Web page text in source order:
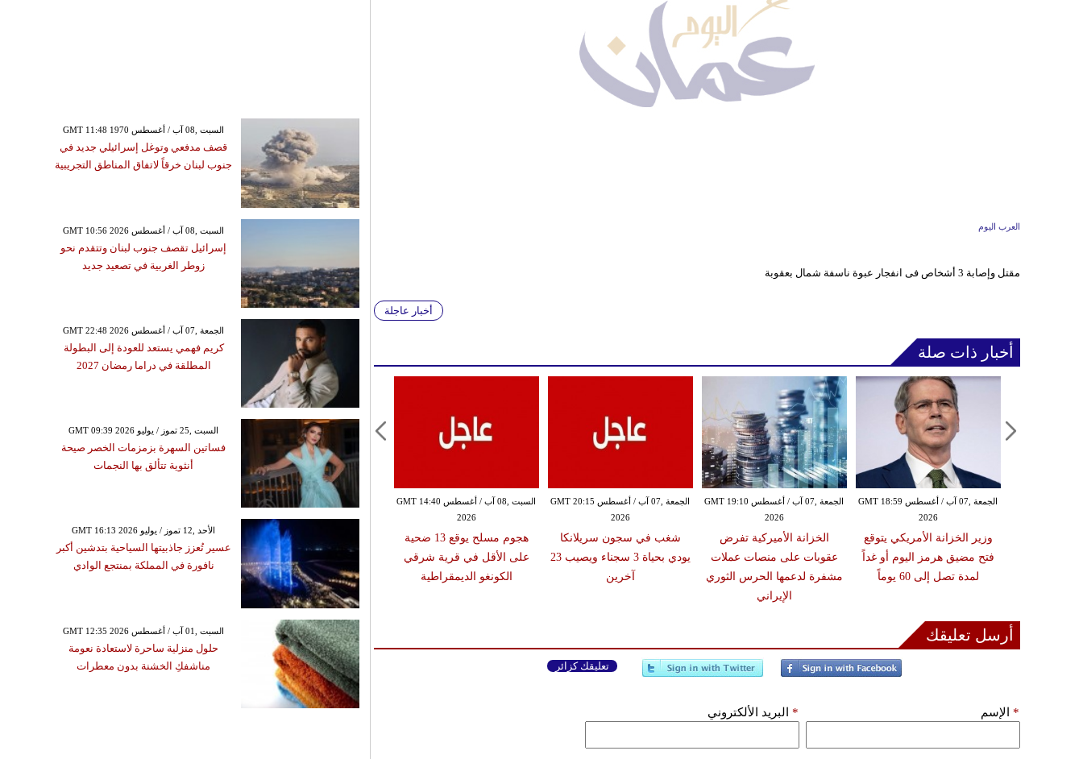
العرب اليوم
مقتل وإصابة 3 أشخاص فى انفجار عبوة ناسفة شمال بعقوبة
أخبار عاجلة
أخبار ذات صلة
السبت ,08 آب / أغسطس GMT 14:40
2026
هجوم مسلح يوقع 13 ضحية
على الأقل في قرية شرقي
الكونغو الديمقراطية
الجمعة ,07 آب / أغسطس GMT 20:15
2026
شغب في سجون سريلانكا
يودي بحياة 3 سجناء ويصيب 23
آخرين
الجمعة ,07 آب / أغسطس GMT 19:10
2026
الخزانة الأميركية تفرض
عقوبات على منصات عملات
مشفرة لدعمها الحرس الثوري
الإيراني
الجمعة ,07 آب / أغسطس GMT 18:59
2026
وزير الخزانة الأمريكي يتوقع
فتح مضيق هرمز اليوم أو غداً
لمدة تصل إلى 60 يوماً
أرسل تعليقك
تعليقك كزائر
الإسم * البريد الألكتروني *
GMT 11:48 1970 السبت ,08 آب / أغسطس
قصف مدفعي وتوغل إسرائيلي جديد في
جنوب لبنان خرقاً لاتفاق المناطق التجريبية
GMT 10:56 2026 السبت ,08 آب / أغسطس
إسرائيل تقصف جنوب لبنان وتتقدم نحو
زوطر الغربية في تصعيد جديد
GMT 22:48 2026 الجمعة ,07 آب / أغسطس
كريم فهمي يستعد للعودة إلى البطولة
المطلقة في دراما رمضان 2027
GMT 09:39 2026 السبت ,25 تموز / يوليو
فساتين السهرة بزمزمات الخصر صيحة
أنثوية تتألق بها النجمات
GMT 16:13 2026 الأحد ,12 تموز / يوليو
عسير تُعزز جاذبيتها السياحية بتدشين أكبر
نافورة في المملكة بمنتجع الوادي
GMT 12:35 2026 السبت ,01 آب / أغسطس
حلول منزلية ساحرة لاستعادة نعومة
مناشفكِ الخشنة بدون معطرات